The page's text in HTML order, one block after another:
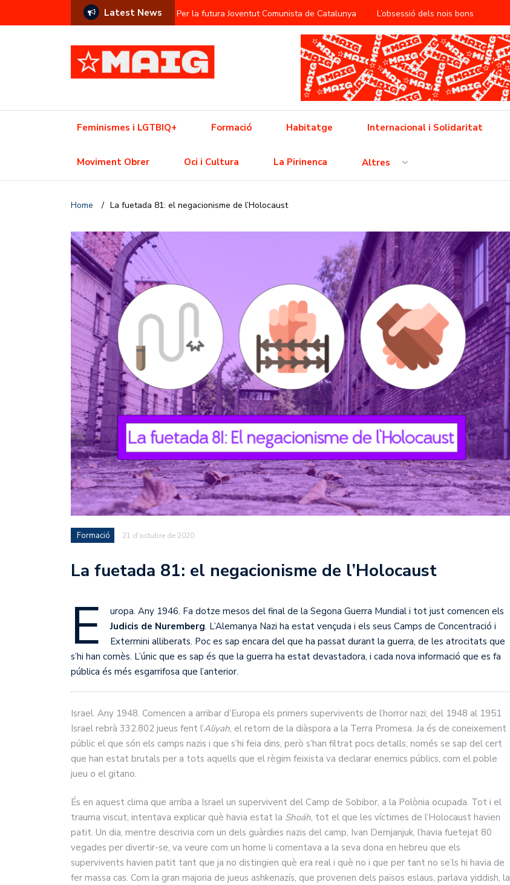
Latest News Per la futura Joventut Comunista de Catalunya L’obsessió dels nois bons
Prostitució com a commodificació del treball reproductiu
L’Ajuntament contra el futbol popular barceloní Cap a la vaga general
Una Olimpíada contra el feixisme Cinema i propaganda a la RDA
Crisi de l’habitatge? Això no és pas una crisi, això és un conflicte i l’hem de guanyar!
Feminismes i LGTBIQ+ Formació Habitatge Internacional i Solidaritat
Moviment Obrer Oci i Cultura La Pirinenca Altres
Home / La fuetada 81: el negacionisme de l’Holocaust
Formació 21 d'octubre de 2020
La fuetada 81: el negacionisme de l’Holocaust
E
uropa. Any 1946. Fa dotze mesos del final de la Segona Guerra Mundial i tot just comencen els
Judicis de Nuremberg. L’Alemanya Nazi ha estat vençuda i els seus Camps de Concentració i
Extermini alliberats. Poc es sap encara del que ha passat durant la guerra, de les atrocitats que
s’hi han comès. L’únic que es sap és que la guerra ha estat devastadora, i cada nova informació que es fa
pública és més esgarrifosa que l’anterior.
Israel. Any 1948. Comencen a arribar d’Europa els primers supervivents de l’horror nazi; del 1948 al 1951
Israel rebrà 332.802 jueus fent l’Aliyah, el retorn de la diàspora a la Terra Promesa. Ja és de coneixement
públic el que són els camps nazis i que s’hi feia dins, però s’han filtrat pocs detalls; només se sap del cert
que han estat brutals per a tots aquells que el règim feixista va declarar enemics públics, com el poble
jueu o el gitano.
És en aquest clima que arriba a Israel un supervivent del Camp de Sobibor, a la Polònia ocupada. Tot i el
trauma viscut, intentava explicar què havia estat la Shoáh, tot el que les víctimes de l’Holocaust havien
patit. Un dia, mentre descrivia com un dels guàrdies nazis del camp, Ivan Demjanjuk, l’havia fuetejat 80
vegades per divertir-se, va veure com un home li comentava a la seva dona en hebreu que els
supervivents havien patit tant que ja no distingien què era real i què no i que per tant no se’ls hi havia de
fer massa cas. Com la gran majoria de jueus ashkenazís, que provenen dels països eslaus, parlava yiddish, la